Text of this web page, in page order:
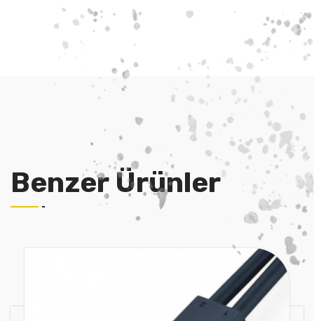
Benzer Ürünler